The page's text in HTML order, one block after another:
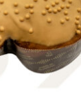
AL CARRELLO